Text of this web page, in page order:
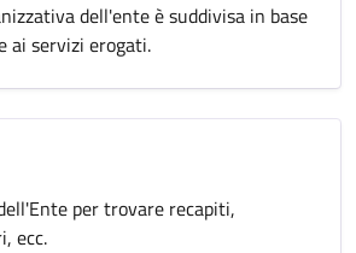
dell'ente è suddivisa in base
ai servizi erogati.
per trovare recapiti,
ecc.